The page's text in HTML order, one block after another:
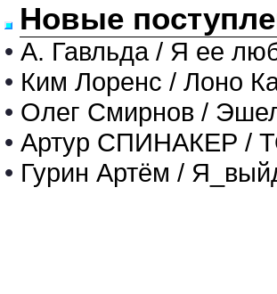
Новые
• А. Гавльда / Я ее
• Ким Лоренс / Лоно
• Олег Смирнов /
• Артур СПИНАКЕР /
• Гурин Артём /